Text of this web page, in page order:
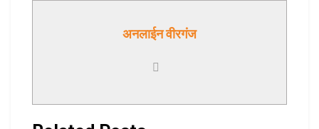
अनलाईन वीरगंज